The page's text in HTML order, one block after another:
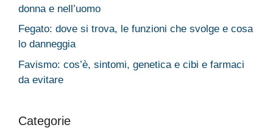
donna e nell’uomo
Fegato: dove si trova, le funzioni che svolge e cosa
lo danneggia
Favismo: cos’è, sintomi, genetica e cibi e farmaci
da evitare
Categorie